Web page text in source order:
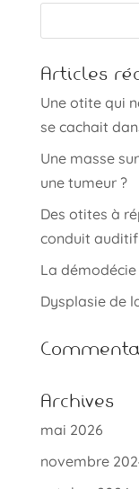
Articles
Une otite qui
se cachait
Une masse
une tumeur ?
Des otites à
conduit auditif
La démodécie
Dysplasie de
Archives
mai 2026
novembre